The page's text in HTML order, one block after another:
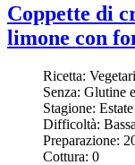
Coppette di
limone con
Ricetta:
Senza: Glutine
Stagione: Estate
Difficoltà: Bassa
Preparazione:
Cottura: 0